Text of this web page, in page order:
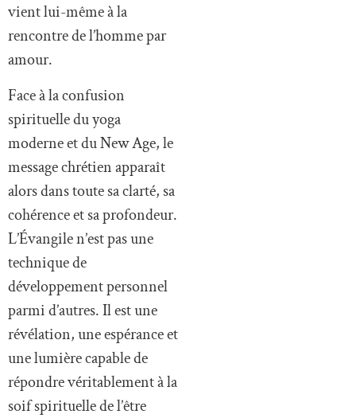
vient lui-même à la
rencontre de l’homme par
amour.
Face à la confusion
spirituelle du yoga
moderne et du New Age, le
message chrétien apparaît
alors dans toute sa clarté, sa
cohérence et sa profondeur.
L’Évangile n’est pas une
technique de
développement personnel
parmi d’autres. Il est une
révélation, une espérance et
une lumière capable de
répondre véritablement à la
soif spirituelle de l’être